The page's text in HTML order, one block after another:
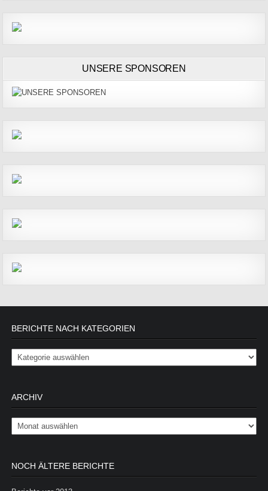
UNSERE SPONSOREN
BERICHTE NACH KATEGORIEN
Berichte nach Kategorien
ARCHIV
Archiv
NOCH ÄLTERE BERICHTE